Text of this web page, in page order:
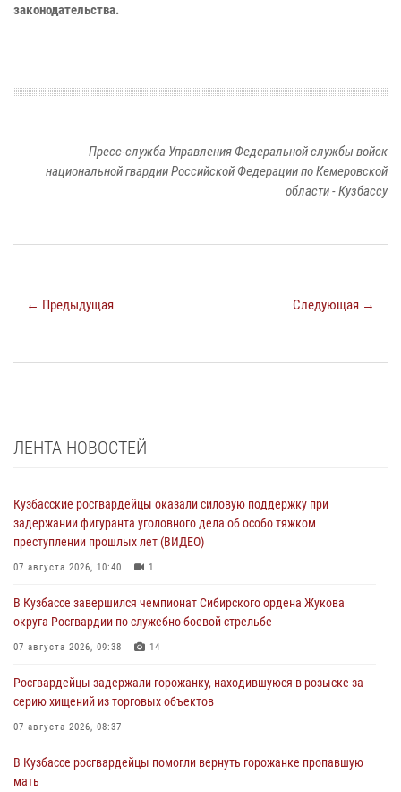
законодательства.
Пресс-служба Управления Федеральной службы войск
национальной гвардии Российской Федерации по Кемеровской
области - Кузбассу
← Предыдущая Следующая →
ЛЕНТА НОВОСТЕЙ
Кузбасские росгвардейцы оказали силовую поддержку при
задержании фигуранта уголовного дела об особо тяжком
преступлении прошлых лет (ВИДЕО)
07 августа 2026, 10:40 1
В Кузбассе завершился чемпионат Сибирского ордена Жукова
округа Росгвардии по служебно-боевой стрельбе
07 августа 2026, 09:38 14
Росгвардейцы задержали горожанку, находившуюся в розыске за
серию хищений из торговых объектов
07 августа 2026, 08:37
В Кузбассе росгвардейцы помогли вернуть горожанке пропавшую
мать